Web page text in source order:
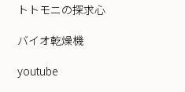
トトモニの探求心
バイオ乾燥機
youtube